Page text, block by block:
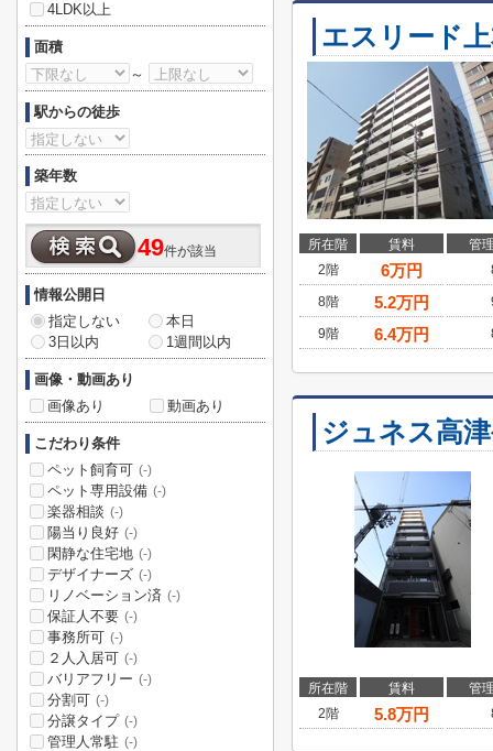
エスリード
所在階 賃料
管
2階
6万円
8階 5.2万円
9階 6.4万円
ジュネス高
所在階 賃料
管
2階
5.8万円
4LDK以上
面積
～
駅からの徒歩
築年数
49件が該当
情報公開日
指定しない
本日
3日以内
1週間以内
画像・動画あり
画像あり
動画あり
こだわり条件
ペット飼育可 (-)
ペット専用設備 (-)
楽器相談 (-)
陽当り良好 (-)
閑静な住宅地 (-)
デザイナーズ (-)
リノベーション済 (-)
保証人不要 (-)
事務所可 (-)
２人入居可 (-)
バリアフリー (-)
分割可 (-)
分譲タイプ (-)
管理人常駐 (-)